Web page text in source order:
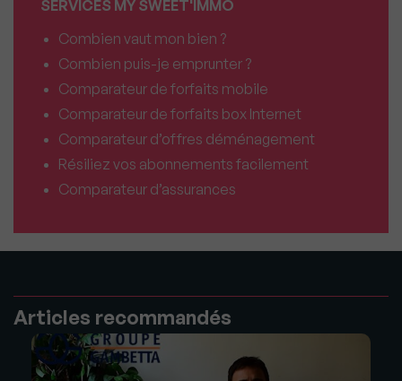
SERVICES MY SWEET'IMMO
Combien vaut mon bien ?
Combien puis-je emprunter ?
Comparateur de forfaits mobile
Comparateur de forfaits box Internet
Comparateur d’offres déménagement
Résiliez vos abonnements facilement
Comparateur d’assurances
Articles recommandés